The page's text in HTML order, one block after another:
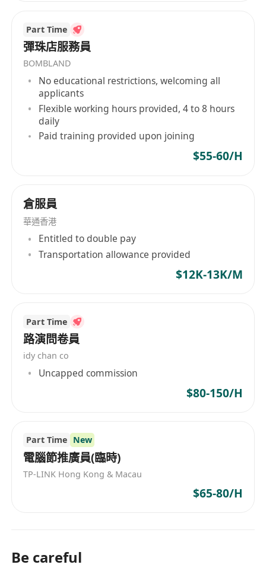
Part Time
彈珠店服務員
BOMBLAND
No educational restrictions, welcoming all
applicants
Flexible working hours provided, 4 to 8 hours
daily
Paid training provided upon joining
$55-60/H
倉服員
華通香港
Entitled to double pay
Transportation allowance provided
$12K-13K/M
Part Time
路演問卷員
idy chan co
Uncapped commission
$80-150/H
Part Time New
電腦節推廣員(臨時)
TP-LINK Hong Kong & Macau
$65-80/H
Be careful